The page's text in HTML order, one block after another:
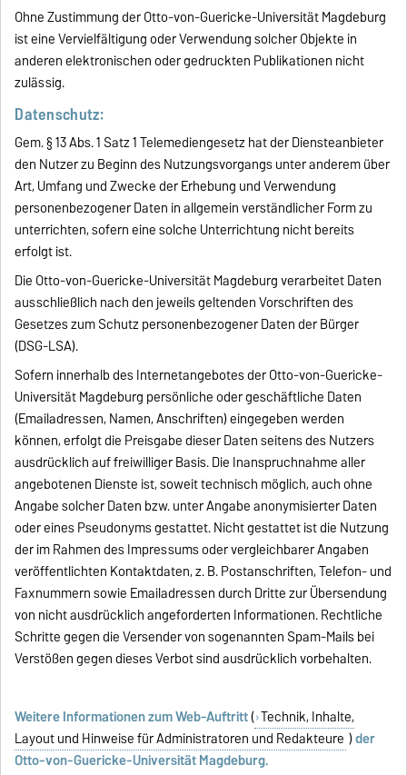
Ohne Zustimmung der Otto-von-Guericke-Universität Magdeburg
ist eine Vervielfältigung oder Verwendung solcher Objekte in
anderen elektronischen oder gedruckten Publikationen nicht
zulässig.
Datenschutz:
Gem. § 13 Abs. 1 Satz 1 Telemediengesetz hat der Diensteanbieter
den Nutzer zu Beginn des Nutzungsvorgangs unter anderem über
Art, Umfang und Zwecke der Erhebung und Verwendung
personenbezogener Daten in allgemein verständlicher Form zu
unterrichten, sofern eine solche Unterrichtung nicht bereits
erfolgt ist.
Die Otto-von-Guericke-Universität Magdeburg verarbeitet Daten
ausschließlich nach den jeweils geltenden Vorschriften des
Gesetzes zum Schutz personenbezogener Daten der Bürger
(DSG-LSA).
Sofern innerhalb des Internetangebotes der Otto-von-Guericke-
Universität Magdeburg persönliche oder geschäftliche Daten
(Emailadressen, Namen, Anschriften) eingegeben werden
können, erfolgt die Preisgabe dieser Daten seitens des Nutzers
ausdrücklich auf freiwilliger Basis. Die Inanspruchnahme aller
angebotenen Dienste ist, soweit technisch möglich, auch ohne
Angabe solcher Daten bzw. unter Angabe anonymisierter Daten
oder eines Pseudonyms gestattet. Nicht gestattet ist die Nutzung
der im Rahmen des Impressums oder vergleichbarer Angaben
veröffentlichten Kontaktdaten, z. B. Postanschriften, Telefon- und
Faxnummern sowie Emailadressen durch Dritte zur Übersendung
von nicht ausdrücklich angeforderten Informationen. Rechtliche
Schritte gegen die Versender von sogenannten Spam-Mails bei
Verstößen gegen dieses Verbot sind ausdrücklich vorbehalten.
Weitere Informationen zum Web-Auftritt( Technik, Inhalte,
Layout und Hinweise für Administratoren und Redakteure )der
Otto-von-Guericke-Universität Magdeburg.